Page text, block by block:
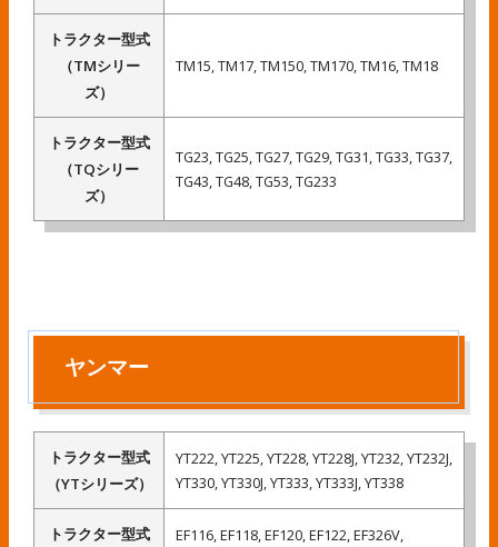
トラクター型式
（TMシリー
ズ）
TM15, TM17, TM150, TM170, TM16, TM18
トラクター型式
（TQシリー
ズ）
TG23, TG25, TG27, TG29, TG31, TG33, TG37,
TG43, TG48, TG53, TG233
ヤンマー
トラクター型式
（YTシリーズ）
YT222, YT225, YT228, YT228J, YT232, YT232J,
YT330, YT330J, YT333, YT333J, YT338
トラクター型式
EF116, EF118, EF120, EF122, EF326V,